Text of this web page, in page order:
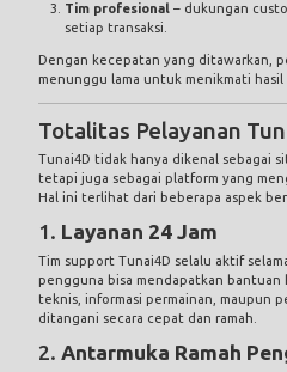
Tim profesional – dukungan
setiap transaksi.
Dengan kecepatan yang ditawarkan,
menunggu lama untuk menikmati hasil
Totalitas Pelayanan
Tunai4D tidak hanya dikenal sebagai
tetapi juga sebagai platform yang
Hal ini terlihat dari beberapa aspek
1. Layanan 24 Jam
Tim support Tunai4D selalu aktif
pengguna bisa mendapatkan bantuan
teknis, informasi permainan, maupun
ditangani secara cepat dan ramah.
2. Antarmuka Ramah